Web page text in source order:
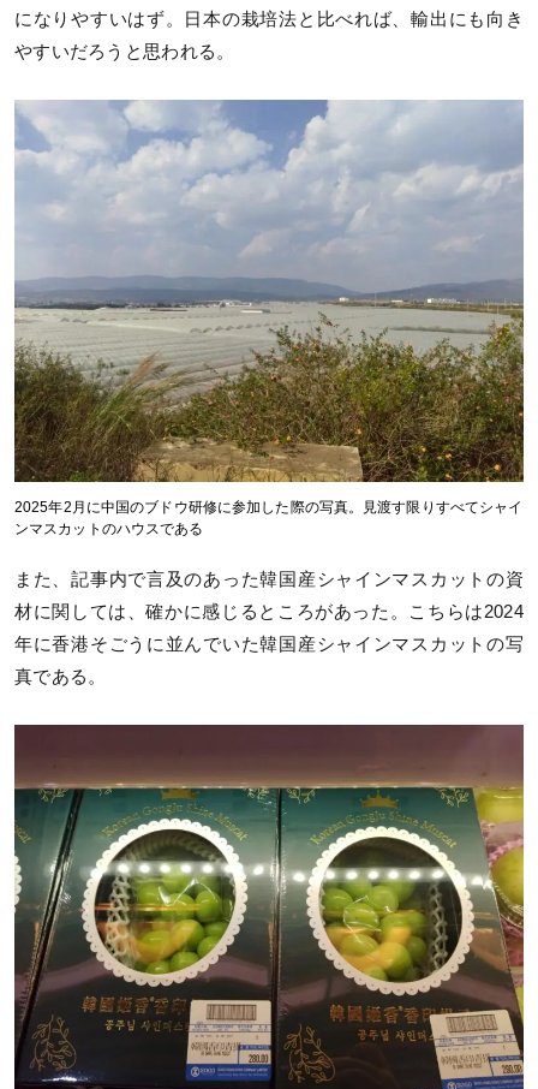
になりやすいはず。日本の栽培法と比べれば、輸出にも向き
やすいだろうと思われる。
2025年2月に中国のブドウ研修に参加した際の写真。見渡す限りすべてシャイ
ンマスカットのハウスである
また、記事内で言及のあった韓国産シャインマスカットの資
材に関しては、確かに感じるところがあった。こちらは2024
年に香港そごうに並んでいた韓国産シャインマスカットの写
真である。